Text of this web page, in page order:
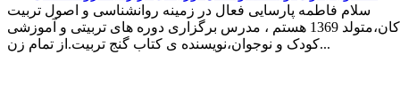
سلام فاطمه پارسایی فعال در زمینه روانشناسی و اصول تربیت
کودکان،متولد 1369 هستم ، مدرس برگزاری دوره های تربیتی و آموزشی
کودک و نوجوان،نویسنده ی کتاب گنج تربیت.از تمام زن...